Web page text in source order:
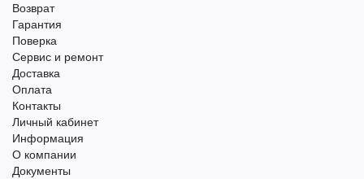
Возврат
Гарантия
Поверка
Сервис и ремонт
Доставка
Оплата
Контакты
Личный кабинет
Информация
О компании
Документы